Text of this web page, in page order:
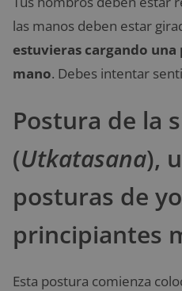
las manos deben estar
estuvieras cargando una
mano. Debes intentar
Postura de la
(Utkatasana),
posturas de
principiantes
Esta postura comienza